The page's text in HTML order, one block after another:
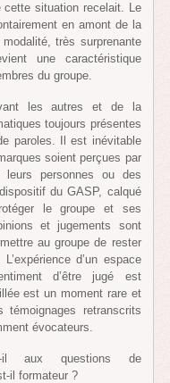
cette situation recelait. Le
en amont de la
très surprenante
une caractéristique
du groupe.
les autres et de la
toujours présentes
paroles. Il est inévitable
soient perçues par
personnes ou des
du GASP, calqué
le groupe et ses
et jugements sont
au groupe de rester
d’un espace
d’être jugé est
est un moment rare et
retranscrits
évocateurs.
il aux questions de
il formateur ?